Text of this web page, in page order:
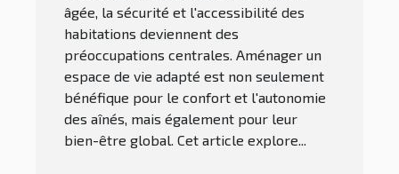
âgée, la sécurité et l'accessibilité des
habitations deviennent des
préoccupations centrales. Aménager un
espace de vie adapté est non seulement
bénéfique pour le confort et l'autonomie
des aînés, mais également pour leur
bien-être global. Cet article explore...